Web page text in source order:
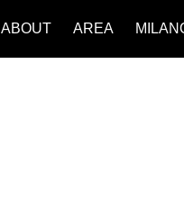
ABOUT AREA